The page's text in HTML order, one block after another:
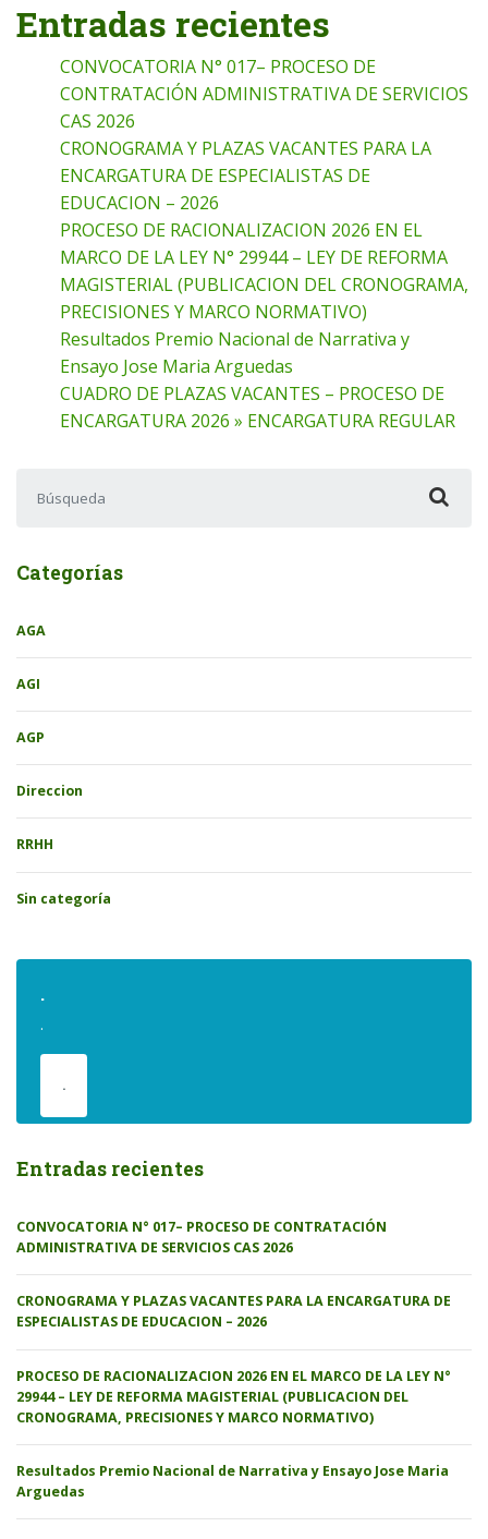
Entradas recientes
CONVOCATORIA N° 017– PROCESO DE
CONTRATACIÓN ADMINISTRATIVA DE SERVICIOS
CAS 2026
CRONOGRAMA Y PLAZAS VACANTES PARA LA
ENCARGATURA DE ESPECIALISTAS DE
EDUCACION – 2026
PROCESO DE RACIONALIZACION 2026 EN EL
MARCO DE LA LEY N° 29944 – LEY DE REFORMA
MAGISTERIAL (PUBLICACION DEL CRONOGRAMA,
PRECISIONES Y MARCO NORMATIVO)
Resultados Premio Nacional de Narrativa y
Ensayo Jose Maria Arguedas
CUADRO DE PLAZAS VACANTES – PROCESO DE
ENCARGATURA 2026 » ENCARGATURA REGULAR
Categorías
AGA
AGI
AGP
Direccion
RRHH
Sin categoría
.
.
.
Entradas recientes
CONVOCATORIA N° 017– PROCESO DE CONTRATACIÓN
ADMINISTRATIVA DE SERVICIOS CAS 2026
CRONOGRAMA Y PLAZAS VACANTES PARA LA ENCARGATURA DE
ESPECIALISTAS DE EDUCACION – 2026
PROCESO DE RACIONALIZACION 2026 EN EL MARCO DE LA LEY N°
29944 – LEY DE REFORMA MAGISTERIAL (PUBLICACION DEL
CRONOGRAMA, PRECISIONES Y MARCO NORMATIVO)
Resultados Premio Nacional de Narrativa y Ensayo Jose Maria
Arguedas